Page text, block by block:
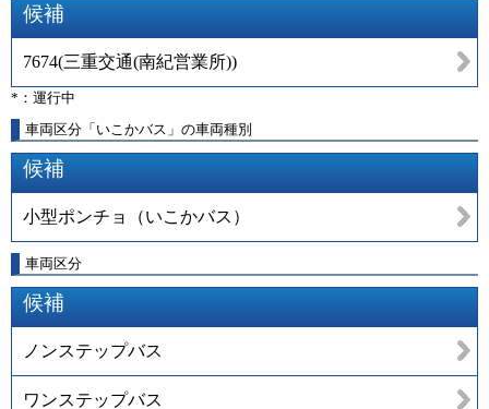
候補
7674(三重交通(南紀営業所))
*：運行中
車両区分「いこかバス」の車両種別
候補
小型ポンチョ（いこかバス）
車両区分
候補
ノンステップバス
ワンステップバス